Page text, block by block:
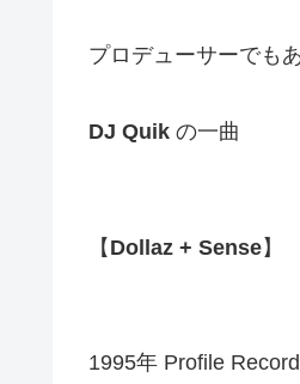
プロデューサーでも
DJ Quik の一曲
【 Dollaz + Sense】
1995年 Profile